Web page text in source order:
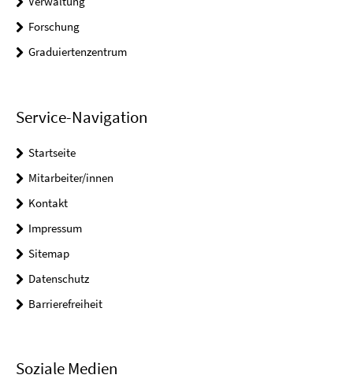
Forschung
Graduiertenzentrum
Service-Navigation
Startseite
Mitarbeiter/innen
Kontakt
Impressum
Sitemap
Datenschutz
Barrierefreiheit
Soziale Medien